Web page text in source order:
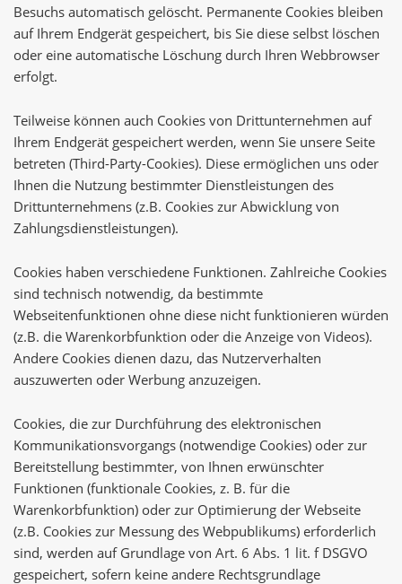
Besuchs automatisch gelöscht. Permanente Cookies bleiben
auf Ihrem Endgerät gespeichert, bis Sie diese selbst löschen
oder eine automatische Löschung durch Ihren Webbrowser
erfolgt.
Teilweise können auch Cookies von Drittunternehmen auf
Ihrem Endgerät gespeichert werden, wenn Sie unsere Seite
betreten (Third-Party-Cookies). Diese ermöglichen uns oder
Ihnen die Nutzung bestimmter Dienstleistungen des
Drittunternehmens (z.B. Cookies zur Abwicklung von
Zahlungsdienstleistungen).
Cookies haben verschiedene Funktionen. Zahlreiche Cookies
sind technisch notwendig, da bestimmte
Webseitenfunktionen ohne diese nicht funktionieren würden
(z.B. die Warenkorbfunktion oder die Anzeige von Videos).
Andere Cookies dienen dazu, das Nutzerverhalten
auszuwerten oder Werbung anzuzeigen.
Cookies, die zur Durchführung des elektronischen
Kommunikationsvorgangs (notwendige Cookies) oder zur
Bereitstellung bestimmter, von Ihnen erwünschter
Funktionen (funktionale Cookies, z. B. für die
Warenkorbfunktion) oder zur Optimierung der Webseite
(z.B. Cookies zur Messung des Webpublikums) erforderlich
sind, werden auf Grundlage von Art. 6 Abs. 1 lit. f DSGVO
gespeichert, sofern keine andere Rechtsgrundlage